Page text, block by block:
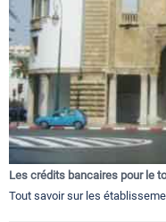
Les crédits bancaires pour le
Tout savoir sur les